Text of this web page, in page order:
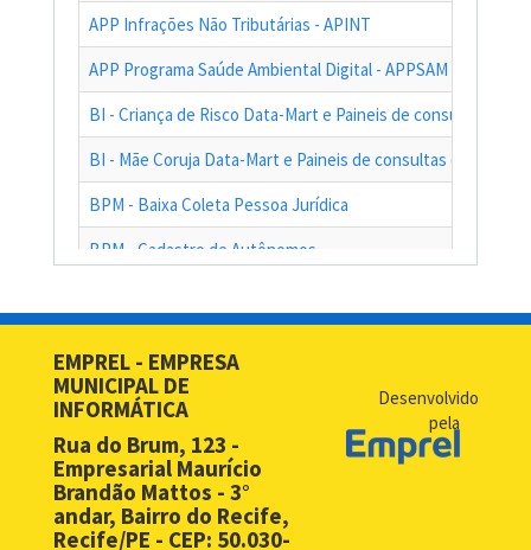
APP Infrações Não Tributárias - APINT
APP Programa Saúde Ambiental Digital - APPSAM
BI - Criança de Risco Data-Mart e Paineis de consultas das
BI - Mãe Coruja Data-Mart e Paineis de consultas das
BPM - Baixa Coleta Pessoa Jurídica
BPM - Cadastro de Autônomos
BPM - Cadastro Simplificado para Contribuintes de Outros
BPM - Desbloqueio de Senha Web - PF
BPM - Desbloqueio de Senha Web - PJ
EMPREL - EMPRESA
MUNICIPAL DE
INFORMÁTICA
Rua do Brum, 123 -
Empresarial Maurício
Brandão Mattos - 3°
andar, Bairro do Recife,
Recife/PE - CEP: 50.030-
Desenvolvido
pela